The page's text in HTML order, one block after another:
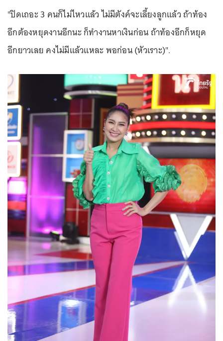
"ปิดเถอะ 3 คนก็ไม่ไหวแล้ว ไม่มีตังค์จะเลี้ยงลูกแล้ว ถ้าท้อง
อีกต้องหยุดงานอีกนะ ก็ทำงานหาเงินก่อน ถ้าท้องอีกก็หยุด
อีกยาวเลย คงไม่มีแล้วแหละ พอก่อน (หัวเราะ)".